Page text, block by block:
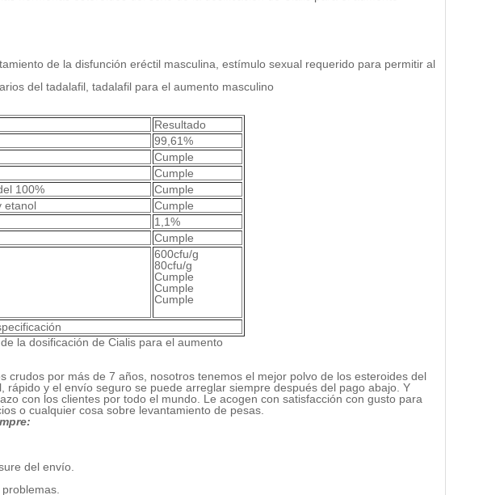
de la disfunción eréctil masculina, estímulo sexual requerido para permitir al
del tadalafil, tadalafil para el aumento masculino
Resultado
99,61%
Cumple
Cumple
100%
Cumple
etanol
Cumple
1,1%
Cumple
600cfu/g
80cfu/g
Cumple
Cumple
Cumple
crudos por más de 7 años, nosotros tenemos el mejor polvo de los esteroides del
rápido y el envío seguro se puede arreglar siempre después del pago abajo. Y
con los clientes por todo el mundo. Le acogen con satisfacción con gusto para
o cualquier cosa sobre levantamiento de pesas.
del envío.